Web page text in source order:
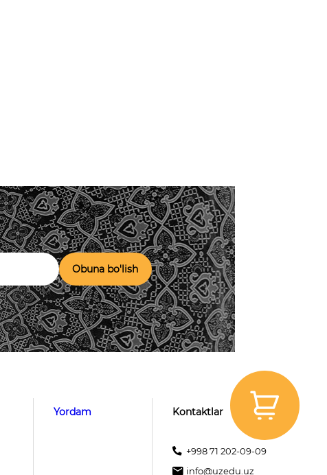
Obuna bo'lish
Yordam Kontaktlar
+998 71 202-09-09
info@uzedu.uz